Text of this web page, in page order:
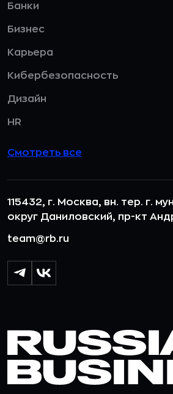
Банки
Бизнес
Карьера
Кибербезопасность
Дизайн
HR
Смотреть все
115432, г. Москва, вн. тер. г.
округ Даниловский, пр-кт
team@rb.ru